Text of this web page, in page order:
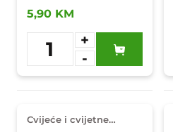
5,90 KM
1
+
-
Dodaj u
omiljene
Cvijeće i cvijetne